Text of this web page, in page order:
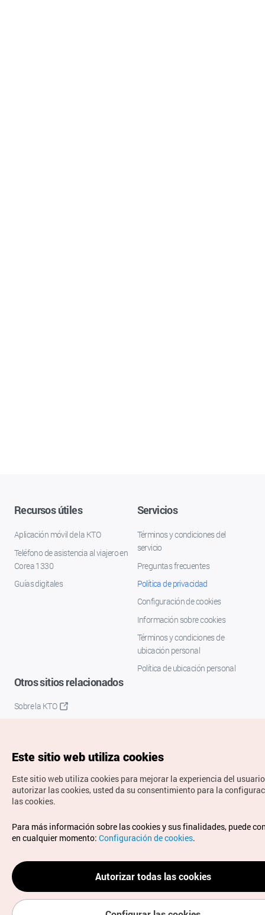
Recursos útiles
Aplicación móvil de la KTO
Teléfono de asistencia al viajero en
Corea 1330
Guías digitales
Servicios
Términos y condiciones del
servicio
Preguntas frecuentes
Política de privacidad
Configuración de cookies
Información sobre cookies
Términos y condiciones de
ubicación personal
Política de ubicación personal
Otros sitios relacionados
Sobre la KTO
Copyrights © Organización de Turismo de Corea. Todos los
derechos reservados.
Para informes de errores y cuestiones relacionadas con el
sitio web, dirija sus consultas al correoelectrónico oficial:
spanish@knto.or.kr
Este sitio web utiliza cookies
Este sitio web utiliza cookies para mejorar la experiencia del
autorizar las cookies, usted da su consentimiento para la
las cookies.
Para más información sobre las cookies y sus finalidades, puede
en cualquier momento: Configuración de cookies.
Autorizar todas las cookies